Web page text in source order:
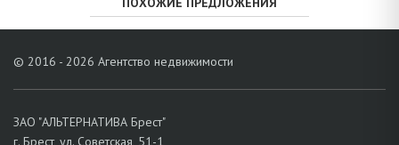
© 2016 - 2026 Агентство недвижимости
ЗАО "АЛЬТЕРНАТИВА Брест"